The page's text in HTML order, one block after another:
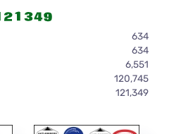
634
634
6,551
120,745
121,349